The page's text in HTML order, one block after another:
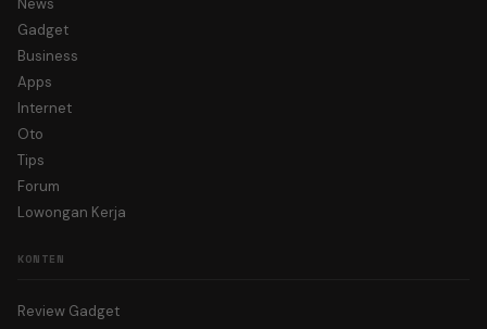
News
Gadget
Business
Apps
Internet
Oto
Tips
Forum
Lowongan Kerja
KONTEN
Review Gadget